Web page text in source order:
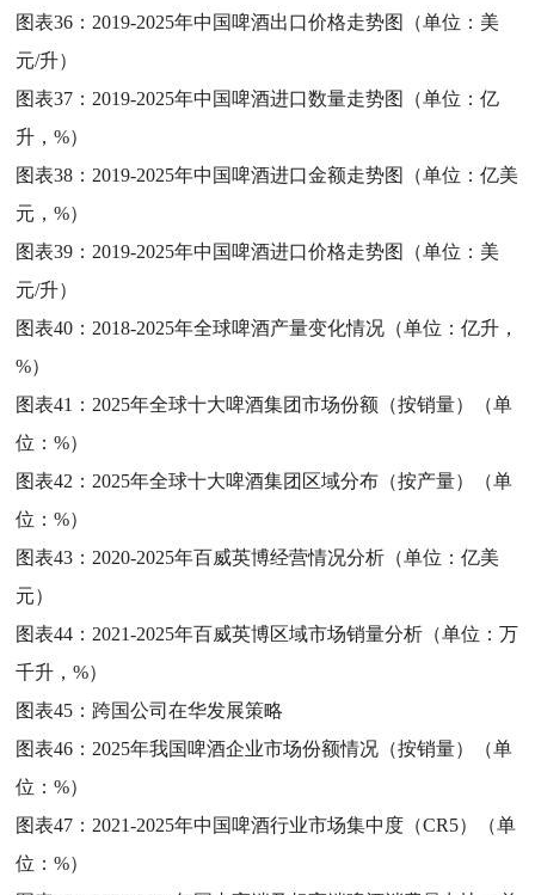
图表36： 2019-2025年中国啤酒出口价格走势图（单位：美
元/升）
图表37： 2019-2025年中国啤酒进口数量走势图（单位：亿
升，%）
图表38： 2019-2025年中国啤酒进口金额走势图（单位：亿美
元，%）
图表39： 2019-2025年中国啤酒进口价格走势图（单位：美
元/升）
图表40： 2018-2025年全球啤酒产量变化情况（单位：亿升，
%）
图表41： 2025年全球十大啤酒集团市场份额（按销量）（单
位：%）
图表42： 2025年全球十大啤酒集团区域分布（按产量）（单
位：%）
图表43： 2020-2025年百威英博经营情况分析（单位：亿美
元）
图表44： 2021-2025年百威英博区域市场销量分析（单位：万
千升，%）
图表45： 跨国公司在华发展策略
图表46： 2025年我国啤酒企业市场份额情况（按销量）（单
位：%）
图表47： 2021-2025年中国啤酒行业市场集中度（CR5）（单
位：%）